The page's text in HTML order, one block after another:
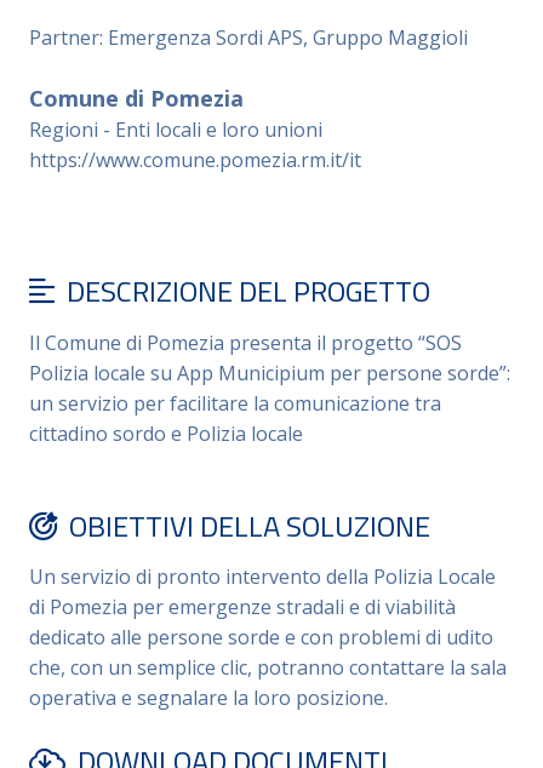
Partner: Emergenza Sordi APS, Gruppo Maggioli
Comune di Pomezia
Regioni - Enti locali e loro unioni
https://www.comune.pomezia.rm.it/it
DESCRIZIONE DEL PROGETTO
Il Comune di Pomezia presenta il progetto “SOS
Polizia locale su App Municipium per persone sorde”:
un servizio per facilitare la comunicazione tra
cittadino sordo e Polizia locale
OBIETTIVI DELLA SOLUZIONE
Un servizio di pronto intervento della Polizia Locale
di Pomezia per emergenze stradali e di viabilità
dedicato alle persone sorde e con problemi di udito
che, con un semplice clic, potranno contattare la sala
operativa e segnalare la loro posizione.